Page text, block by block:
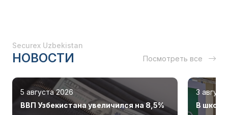
Securex Uzbekistan
НОВОСТИ Посмотреть все
5 августа 2026
ВВП Узбекистана увеличился на 8,5%
3
В